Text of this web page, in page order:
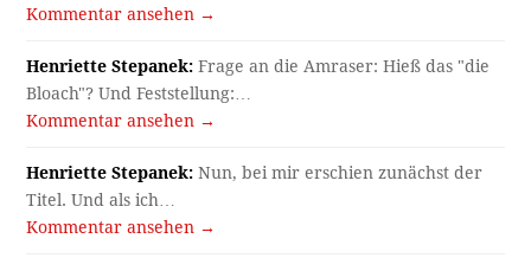
Kommentar ansehen →
Henriette Stepanek: Frage an die Amraser: Hieß das "die
Bloach"? Und Feststellung:…
Kommentar ansehen →
Henriette Stepanek: Nun, bei mir erschien zunächst der
Titel. Und als ich…
Kommentar ansehen →